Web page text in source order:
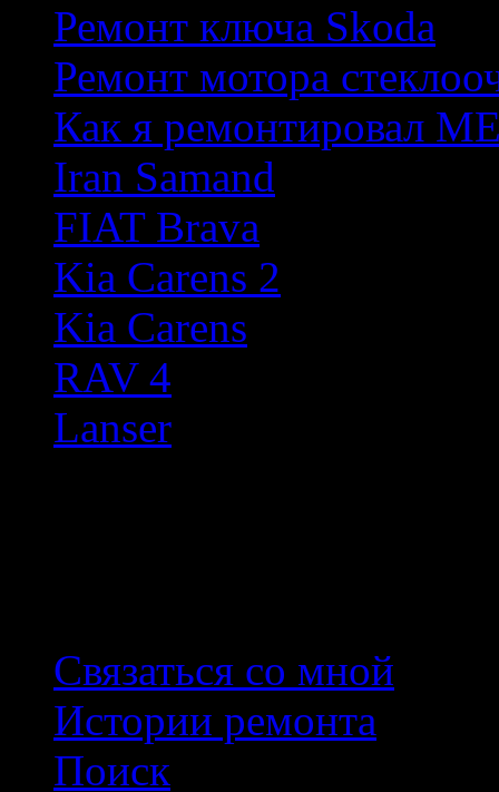
Ремонт ключа Skoda
Ремонт мотора
Как я ремонтировал
Iran Samand
FIAT Brava
Kia Carens 2
Kia Carens
RAV 4
Lanser
Связаться со мной
Истории ремонта
Поиск